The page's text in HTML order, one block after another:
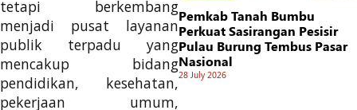
tetapi berkembang
menjadi pusat layanan
publik terpadu yang
mencakup bidang
pendidikan, kesehatan,
pekerjaan umum,
Pemkab Tanah Bumbu
Perkuat Sasirangan Pesisir
Pulau Burung Tembus Pasar
Nasional
28 July 2026